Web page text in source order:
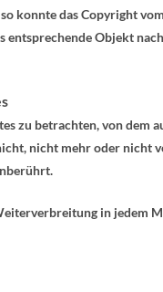
konnte das Copyright
Objekt
zu betrachten, von dem
nicht mehr oder nicht
in jedem